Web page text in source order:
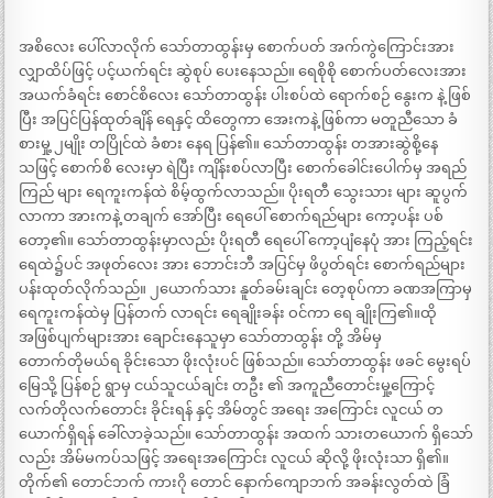
အစိလေး ပေါ်လာလိုက် သော်တာထွန်းမှ စောက်ပတ် အက်ကွဲကြောင်းအား
လျှာထိပ်ဖြင့် ပင့်ယက်ရင်း ဆွဲစုပ် ပေးနေသည်။ ရေစိုစို စောက်ပတ်လေးအား
အယက်ခံရင်း စောင်စိလေး သော်တာထွန်း ပါးစပ်ထဲ ရောက်စဉ် နွေးက နဲ့ ဖြစ်
ပြီး အပြင်ပြန်ထုတ်ချိန် ရေနှင့် ထိတွေကာ အေးကနဲ့ ဖြစ်ကာ မတူညီသော ခံ
စားမှု့ ၂မျိုး တပြိုင်ထဲ ခံစား နေရ ပြန်၏။ သော်တာထွန်း တအားဆွဲစို့နေ
သဖြင့် စောက်စိ လေးမှာ ရဲပြီး ကျိန်းစပ်လာပြီး စောက်ခေါင်းပေါက်မှ အရည်
ကြည် များ ရေကူးကန်ထဲ စိမ့်ထွက်လာသည်။ ပိုးရတီ သွေးသား များ ဆူပွက်
လာကာ အားကနဲ့ တချက် အော်ပြီး ရေပေါ် စောက်ရည်များ ကော့ပန်း ပစ်
တော့၏။ သော်တာထွန်းမှာလည်း ပိုးရတီ ရေပေါ် ကော့ပျံနေပုံ အား ကြည့်ရင်း
ရေထဲ၌ပင် အဖုတ်လေး အား ဘောင်းဘီ အပြင်မှ ဖိပွတ်ရင်း စောက်ရည်များ
ပန်းထုတ်လိုက်သည်။ ၂ယောက်သား နူတ်ခမ်းချင်း တေ့စုပ်ကာ ခဏအကြာမှ
ရေကူးကန်ထဲမှ ပြန်တက် လာရင်း ရေချိုးခန်း ဝင်ကာ ရေ ချိုးကြ၏။ထို
အဖြစ်ပျက်များအား ချောင်းနေသူမှာ သော်တာထွန်း တို့ အိမ်မှ
တောက်တိုမယ်ရ ခိုင်းသော ဖိုးလုံးပင် ဖြစ်သည်။ သော်တာထွန်း ဖခင် မွေးရပ်
မြေသို့ ပြန်စဉ် ရွာမှ ငယ်သူငယ်ချင်း တဦး ၏ အကူညီတောင်းမှု့ကြောင့်
လက်တိုလက်တောင်း ခိုင်းရန် နှင့် အိမ်တွင် အရေး အကြောင်း လူငယ် တ
ယောက်ရှိရန် ခေါ်လာခဲ့သည်။ သော်တာထွန်း အထက် သားတယောက် ရှိသော်
လည်း အိမ်မကပ်သဖြင့် အရေးအကြောင်း လူငယ် ဆိုလို့ ဖိုးလုံးသာ ရှိ၏။
တိုက်၏ တောင်ဘက် ကားဂို တောင် နောက်ကျောဘက် အခန်းလွတ်ထဲ ခြံ